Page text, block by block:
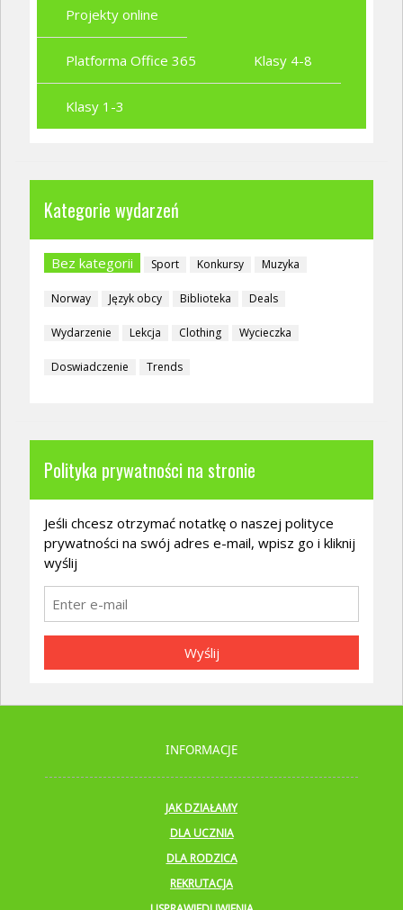
Projekty online
Platforma Office 365 Klasy 4-8
Klasy 1-3
Kategorie wydarzeń
Bez kategorii Sport Konkursy Muzyka
Norway Język obcy Biblioteka Deals
Wydarzenie Lekcja Clothing Wycieczka
Doswiadczenie Trends
Polityka prywatności na stronie
Jeśli chcesz otrzymać notatkę o naszej polityce
prywatności na swój adres e-mail, wpisz go i kliknij
wyślij
Wyślij
INFORMACJE
JAK DZIAŁAMY
DLA UCZNIA
DLA RODZICA
REKRUTACJA